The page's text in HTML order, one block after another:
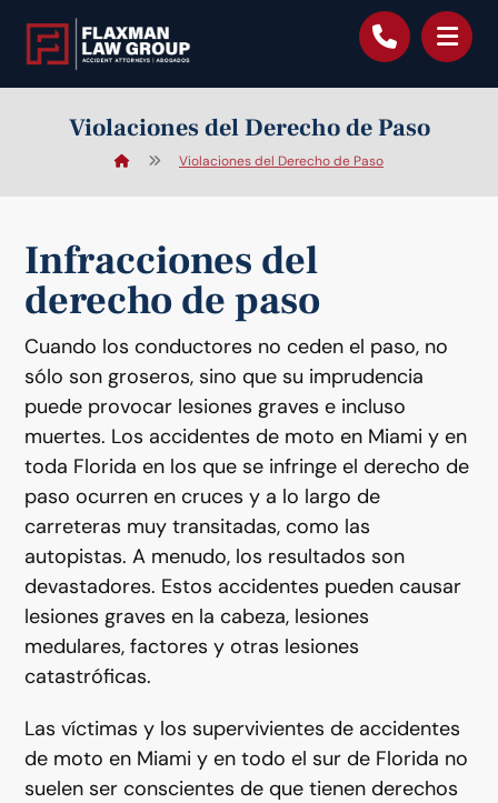
contenido
Violaciones del Derecho de Paso
Violaciones del Derecho de Paso
Infracciones del
derecho de paso
Cuando los conductores no ceden el paso, no
sólo son groseros, sino que su imprudencia
puede provocar lesiones graves e incluso
muertes. Los accidentes de moto en Miami y en
toda Florida en los que se infringe el derecho de
paso ocurren en cruces y a lo largo de
carreteras muy transitadas, como las
autopistas. A menudo, los resultados son
devastadores. Estos accidentes pueden causar
lesiones graves en la cabeza, lesiones
medulares, factores y otras lesiones
catastróficas.
Las víctimas y los supervivientes de accidentes
de moto en Miami y en todo el sur de Florida no
suelen ser conscientes de que tienen derechos